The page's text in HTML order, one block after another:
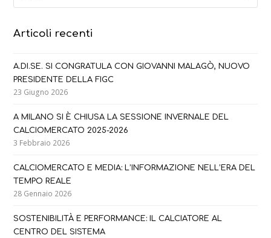
Articoli recenti
A.DI.SE. SI CONGRATULA CON GIOVANNI MALAGÒ, NUOVO
PRESIDENTE DELLA FIGC
23 Giugno 2026
A MILANO SI È CHIUSA LA SESSIONE INVERNALE DEL
CALCIOMERCATO 2025-2026
3 Febbraio 2026
CALCIOMERCATO E MEDIA: L’INFORMAZIONE NELL’ERA DEL
TEMPO REALE
28 Gennaio 2026
SOSTENIBILITÀ E PERFORMANCE: IL CALCIATORE AL
CENTRO DEL SISTEMA